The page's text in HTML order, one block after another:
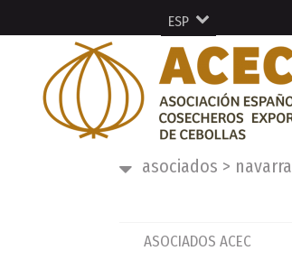
ESP
ENG
FRA
asociados > navarra
ASOCIADOS ACEC